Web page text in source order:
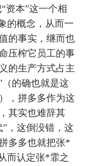
资本”这一个相
的概念，从而一
的事实，继而也
压榨它员工的事
的生产方式占主
的确也就是这
，拼多多作为这
其实也难辞其
，这倒没错，这
多多也就把张*
而认定张*霏之